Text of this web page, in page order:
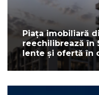
Piața imobiliară
reechilibrează în
lente și ofertă în